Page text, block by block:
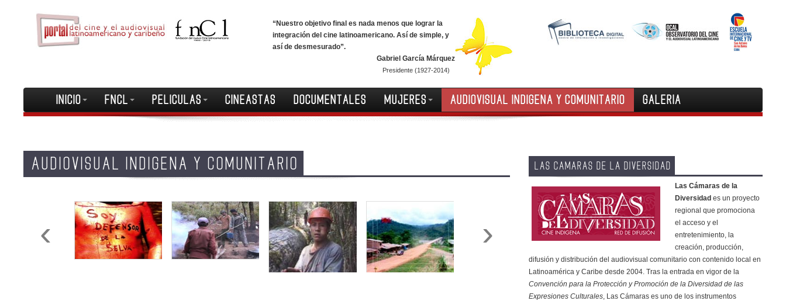
“Nuestro objetivo final es nada menos que lograr la
integración del cine latinoamericano. Así de simple, y
así de desmesurado”.
Gabriel García Márquez
Presidente (1927-2014)
INICIO FNCL PELICULAS CINEASTAS DOCUMENTALES MUJERES AUDIOVISUAL INDIGENA Y COMUNITARIO GALERIA
AUDIOVISUAL INDIGENA Y COMUNITARIO
‹ ›
LAS CAMARAS DE LA DIVERSIDAD
Las Cámaras de la
Diversidad es un proyecto
regional que promociona
el acceso y el
entretenimiento, la
creación, producción,
difusión y distribución del audiovisual comunitario con contenido local en
Latinoamérica y Caribe desde 2004. Tras la entrada en vigor de la
Convención para la Protección y Promoción de la Diversidad de las
Expresiones Culturales, Las Cámaras es uno de los instrumentos